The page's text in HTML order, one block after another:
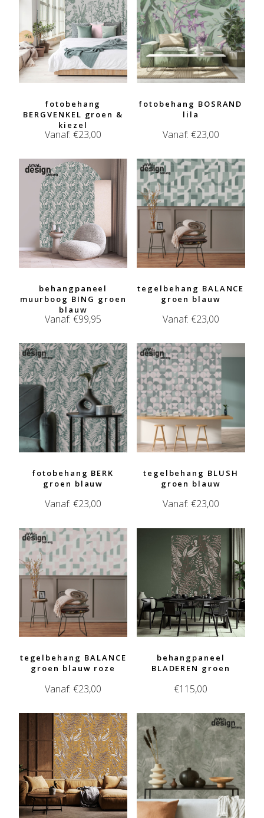
fotobehang
BERGVENKEL groen &
kiezel
Vanaf:€23,00
fotobehang BOSRAND
lila
Vanaf: €23,00
behangpaneel
muurboog BING groen
blauw
Vanaf:€99,95
tegelbehang BALANCE
groen blauw
Vanaf: €23,00
fotobehang BERK
groen blauw
Vanaf:€23,00
tegelbehang BLUSH
groen blauw
Vanaf: €23,00
tegelbehang BALANCE
groen blauw roze
Vanaf:€23,00
behangpaneel
BLADEREN groen
€115,00